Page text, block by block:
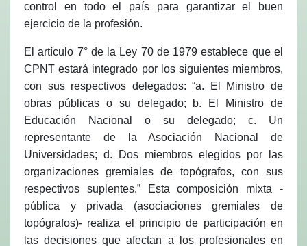
control en todo el país para garantizar el buen
ejercicio de la profesión.
El artículo 7° de la Ley 70 de 1979 establece que el
CPNT estará integrado por los siguientes miembros,
con sus respectivos delegados: “a. El Ministro de
obras públicas o su delegado; b. El Ministro de
Educación Nacional o su delegado; c. Un
representante de la Asociación Nacional de
Universidades; d. Dos miembros elegidos por las
organizaciones gremiales de topógrafos, con sus
respectivos suplentes.” Esta composición mixta -
pública y privada (asociaciones gremiales de
topógrafos)- realiza el principio de participación en
las decisiones que afectan a los profesionales en